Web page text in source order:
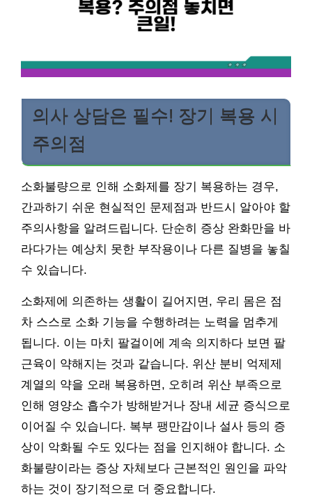
의사 상담은 필수! 장기 복용 시
주의점
소화불량으로 인해 소화제를 장기 복용하는 경우,
간과하기 쉬운 현실적인 문제점과 반드시 알아야 할
주의사항을 알려드립니다. 단순히 증상 완화만을 바
라다가는 예상치 못한 부작용이나 다른 질병을 놓칠
수 있습니다.
소화제에 의존하는 생활이 길어지면, 우리 몸은 점
차 스스로 소화 기능을 수행하려는 노력을 멈추게
됩니다. 이는 마치 팔걸이에 계속 의지하다 보면 팔
근육이 약해지는 것과 같습니다. 위산 분비 억제제
계열의 약을 오래 복용하면, 오히려 위산 부족으로
인해 영양소 흡수가 방해받거나 장내 세균 증식으로
이어질 수 있습니다. 복부 팽만감이나 설사 등의 증
상이 악화될 수도 있다는 점을 인지해야 합니다. 소
화불량이라는 증상 자체보다 근본적인 원인을 파악
하는 것이 장기적으로 더 중요합니다.